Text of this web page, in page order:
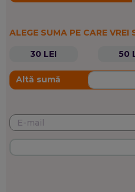
ALEGE SUMA PE CARE VREI
30 LEI
50
Altă sumă